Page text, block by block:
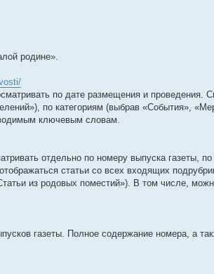
родине».
по дате размещения и проведения.
по категориям (выбрав «События»,
ключевым словам.
отдельно по номеру выпуска газеты, по
статьи со всех входящих
из родовых поместий»). В том числе,
газеты. Полное содержание номера, а